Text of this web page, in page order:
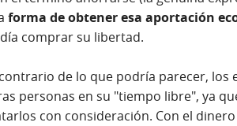
forma de obtener esa aportación
comprar su libertad.
de lo que podría parecer, los
personas en su "tiempo libre", ya
con consideración. Con el